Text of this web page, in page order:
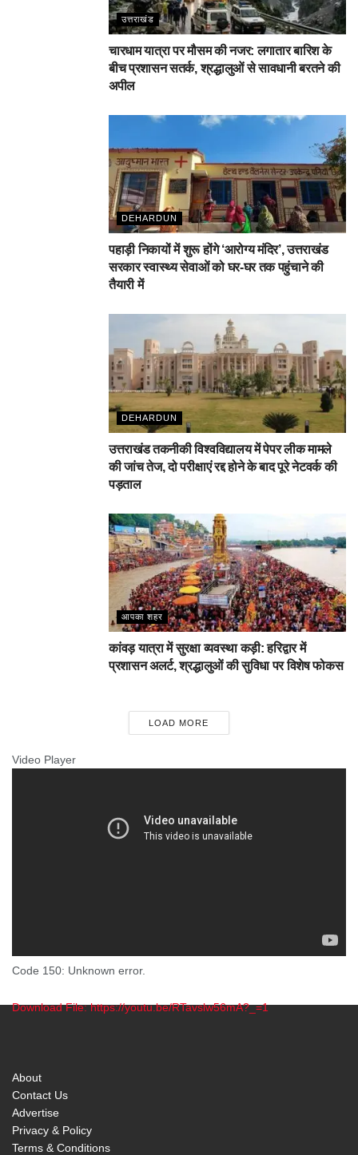
उत्तराखंड
चारधाम यात्रा पर मौसम की नजर: लगातार बारिश के
बीच प्रशासन सतर्क, श्रद्धालुओं से सावधानी बरतने की
अपील
DEHARDUN
पहाड़ी निकायों में शुरू होंगे ‘आरोग्य मंदिर’, उत्तराखंड
सरकार स्वास्थ्य सेवाओं को घर-घर तक पहुंचाने की
तैयारी में
DEHARDUN
उत्तराखंड तकनीकी विश्वविद्यालय में पेपर लीक मामले
की जांच तेज, दो परीक्षाएं रद्द होने के बाद पूरे नेटवर्क की
पड़ताल
आपका शहर
कांवड़ यात्रा में सुरक्षा व्यवस्था कड़ी: हरिद्वार में
प्रशासन अलर्ट, श्रद्धालुओं की सुविधा पर विशेष फोकस
LOAD MORE
Video Player
Code 150: Unknown error.
Download File: https://youtu.be/RTavslw56mA?_=1
About
Contact Us
Advertise
Privacy & Policy
Terms & Conditions